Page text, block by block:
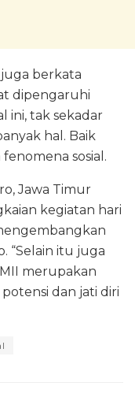
juga berkata
dipengaruhi
ini, tak sekadar
hal. Baik
sosial.
Jawa Timur
kegiatan hari
“Selain itu juga
merupakan
dan jati diri